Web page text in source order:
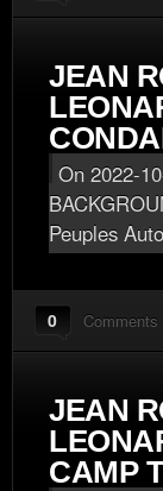
JEAN
On 2022-
Peuples
0 Comments
JEAN
CAMP